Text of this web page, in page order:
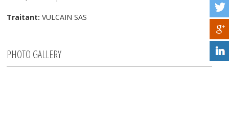
Traitant: VULCAIN SAS
PHOTO GALLERY